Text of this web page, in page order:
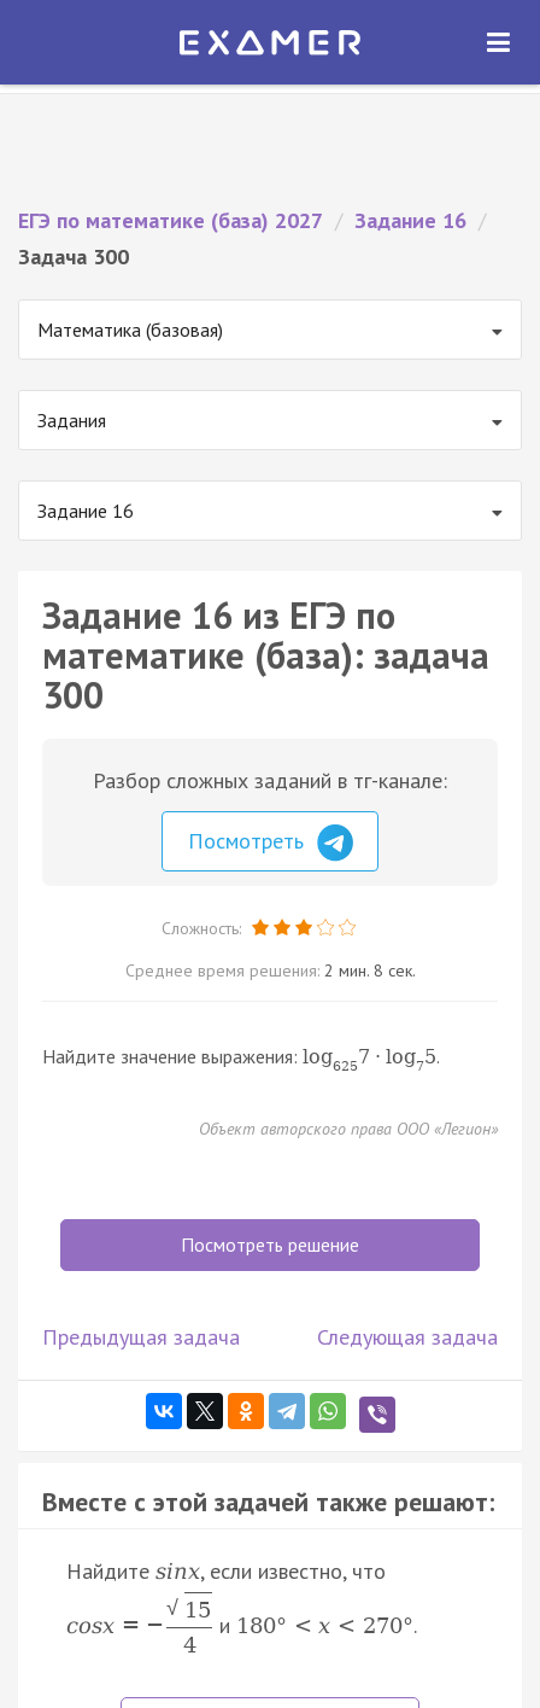
Экзамер — ЕГЭ 2027
ОТКРЫТЬ
ЕГЭ по математике (база) 2027 / Задание 16 /
Задача 300
Математика (базовая)
Задания
Задание 16
Задание 16 из ЕГЭ по
математике (база): задача
300
Разбор сложных заданий в тг-канале:
Посмотреть
Сложность:
Среднее время решения: 2 мин. 8 сек.
Найдите значение выражения: log6257 ⋅ log75.
Объект авторского права ООО «Легион»
Посмотреть решение
Предыдущая задача Следующая задача
Вместе с этой задачей также решают:
Найдите sinx, если известно, что
cosx = −
√ 15
4
и 180° < x < 270°.